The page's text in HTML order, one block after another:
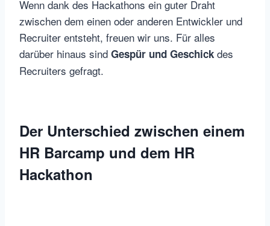
Wenn dank des Hackathons ein guter Draht
zwischen dem einen oder anderen Entwickler und
Recruiter entsteht, freuen wir uns. Für alles
darüber hinaus sind Gespür und Geschick des
Recruiters gefragt.
Der Unterschied zwischen einem
HR Barcamp und dem HR
Hackathon